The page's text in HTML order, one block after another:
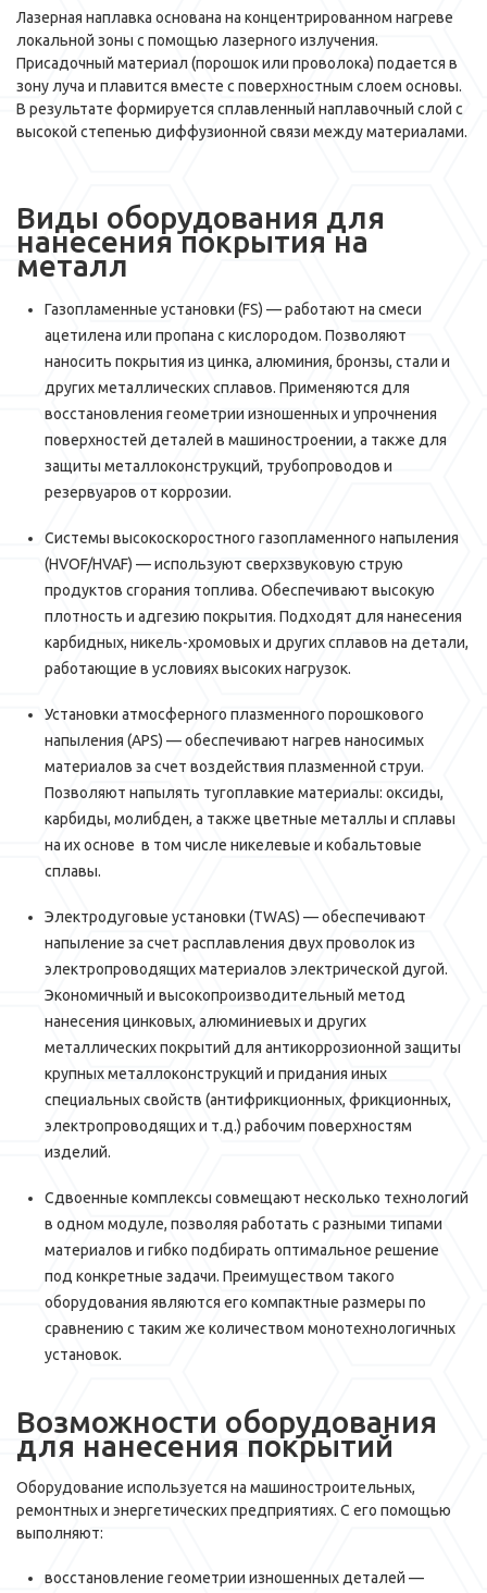
Лазерная наплавка основана на концентрированном нагреве
локальной зоны с помощью лазерного излучения.
Присадочный материал (порошок или проволока) подается в
зону луча и плавится вместе с поверхностным слоем основы.
В результате формируется сплавленный наплавочный слой с
высокой степенью диффузионной связи между материалами.
Виды оборудования для
нанесения покрытия на
металл
Газопламенные установки (FS) — работают на смеси
ацетилена или пропана с кислородом. Позволяют
наносить покрытия из цинка, алюминия, бронзы, стали и
других металлических сплавов. Применяются для
восстановления геометрии изношенных и упрочнения
поверхностей деталей в машиностроении, а также для
защиты металлоконструкций, трубопроводов и
резервуаров от коррозии.
Системы высокоскоростного газопламенного напыления
(HVOF/HVAF) — используют сверхзвуковую струю
продуктов сгорания топлива. Обеспечивают высокую
плотность и адгезию покрытия. Подходят для нанесения
карбидных, никель-хромовых и других сплавов на детали,
работающие в условиях высоких нагрузок.
Установки атмосферного плазменного порошкового
напыления (APS) — обеспечивают нагрев наносимых
материалов за счет воздействия плазменной струи.
Позволяют напылять тугоплавкие материалы: оксиды,
карбиды, молибден, а также цветные металлы и сплавы
на их основе в том числе никелевые и кобальтовые
сплавы.
Электродуговые установки (TWAS) — обеспечивают
напыление за счет расплавления двух проволок из
электропроводящих материалов электрической дугой.
Экономичный и высокопроизводительный метод
нанесения цинковых, алюминиевых и других
металлических покрытий для антикоррозионной защиты
крупных металлоконструкций и придания иных
специальных свойств (антифрикционных, фрикционных,
электропроводящих и т.д.) рабочим поверхностям
изделий.
Сдвоенные комплексы совмещают несколько технологий
в одном модуле, позволяя работать с разными типами
материалов и гибко подбирать оптимальное решение
под конкретные задачи. Преимуществом такого
оборудования являются его компактные размеры по
сравнению с таким же количеством монотехнологичных
установок.
Возможности оборудования
для нанесения покрытий
Оборудование используется на машиностроительных,
ремонтных и энергетических предприятиях. С его помощью
выполняют:
восстановление геометрии изношенных деталей —